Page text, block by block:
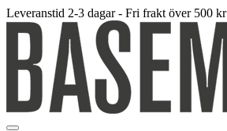
Leveranstid 2-3 dagar - Fri frakt över 500 kr